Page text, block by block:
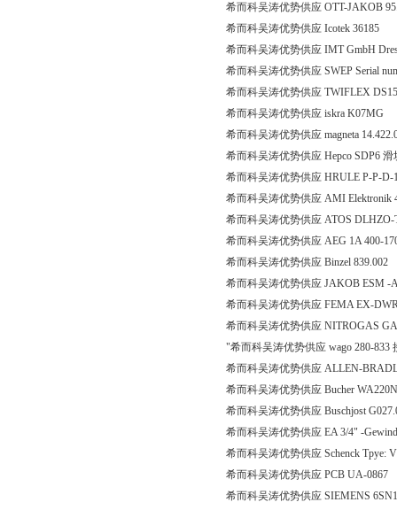
希而科吴涛优势供应 OTT-JAKOB
希而科吴涛优势供应 Icotek 36185
希而科吴涛优势供应 IMT GmbH
希而科吴涛优势供应 SWEP Serial
希而科吴涛优势供应 TWIFLEX
希而科吴涛优势供应 iskra K07MG
希而科吴涛优势供应 magneta
希而科吴涛优势供应 Hepco SDP6 滑
希而科吴涛优势供应 HRULE P-P-
希而科吴涛优势供应 AMI Elektronik
希而科吴涛优势供应 ATOS
希而科吴涛优势供应 AEG 1A 400-
希而科吴涛优势供应 Binzel 839.002
希而科吴涛优势供应 JAKOB ESM -
希而科吴涛优势供应 FEMA EX-
希而科吴涛优势供应 NITROGAS
"希而科吴涛优势供应 wago 280-833
希而科吴涛优势供应 ALLEN-
希而科吴涛优势供应 Bucher
希而科吴涛优势供应 Buschjost
希而科吴涛优势供应 EA 3/4" -
希而科吴涛优势供应 Schenck Tpye:
希而科吴涛优势供应 PCB UA-0867
希而科吴涛优势供应 SIEMENS